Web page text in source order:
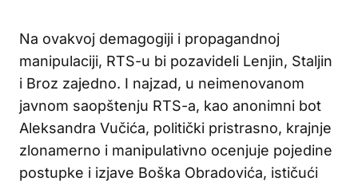
Na ovakvoj demagogiji i propagandnoj
manipulaciji, RTS-u bi pozavideli Lenjin, Staljin
i Broz zajedno. I najzad, u neimenovanom
javnom saopštenju RTS-a, kao anonimni bot
Aleksandra Vučića, politički pristrasno, krajnje
zlonamerno i manipulativno ocenjuje pojedine
postupke i izjave Boška Obradovića, ističući